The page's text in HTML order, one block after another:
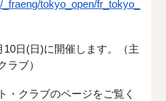
tokyo_open/fr_tokyo_
日(日)に開催します。（主
ラブ）
・クラブのページをご覧く